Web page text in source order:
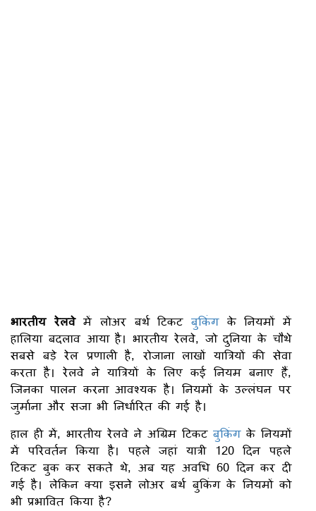
भारतीय रेलवेमें लोअर बर्थ टिकटबुकिंग के नियमों में
हालिया बदलाव आया है। भारतीय रेलवे, जो दुनिया के चौथे
सबसे बड़े रेल प्रणाली है, रोजाना लाखों यात्रियों की सेवा
करता है। रेलवे ने यात्रियों के लिए कई नियम बनाए हैं,
जिनका पालन करना आवश्यक है। नियमों के उल्लंघन पर
जुर्माना और सजा भी निर्धारित की गई है।
हाल ही में, भारतीय रेलवे ने अग्रिम टिकट बुकिंग के नियमों
में परिवर्तन किया है। पहले जहां यात्री 120 दिन पहले
टिकट बुक कर सकते थे, अब यह अवधि 60 दिन कर दी
गई है। लेकिन क्या इसने लोअर बर्थ बुकिंग के नियमों को
भी प्रभावित किया है?